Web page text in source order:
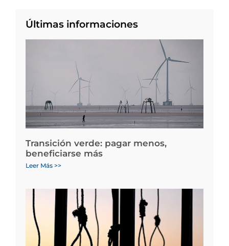
Últimas informaciones
Transición verde: pagar menos,
beneficiarse más
Leer Más >>